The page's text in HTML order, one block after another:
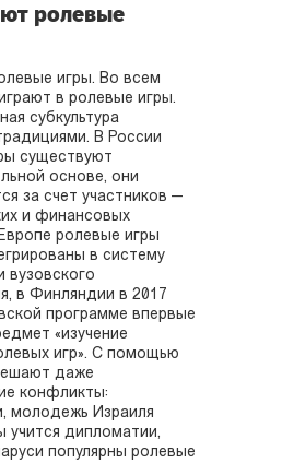
ролевые
игры. Во всем
в ролевые игры.
субкультура
В России
существуют
основе, они
за счет участников —
и финансовых
ролевые игры
в систему
вузовского
в Финляндии в 2017
программе впервые
«изучение
игр». С помощью
даже
конфликты:
молодежь Израиля
учится дипломатии,
популярны ролевые